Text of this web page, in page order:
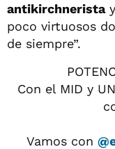
antikirchneristay
poco virtuosos
de siempre”.
Con el MID y
Vamos con